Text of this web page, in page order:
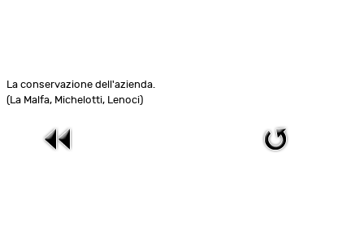
La conservazione dell'azienda.
(La Malfa, Michelotti, Lenoci)